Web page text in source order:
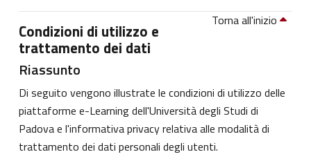
Torna all'inizio
Condizioni di utilizzo e
trattamento dei dati
Riassunto
Di seguito vengono illustrate le condizioni di utilizzo delle
piattaforme e-Learning dell'Università degli Studi di
Padova e l'informativa privacy relativa alle modalità di
trattamento dei dati personali degli utenti.